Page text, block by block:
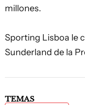
millones.
Sporting Lisboa le
Sunderland de la
TEMAS